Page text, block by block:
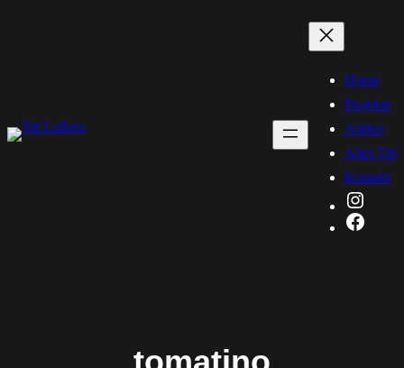
Home
Projekte
Artikel
Alles Titi
Kontakt